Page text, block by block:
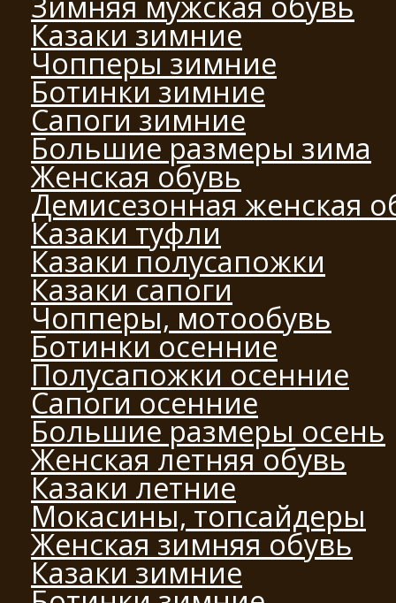
Казаки зимние
Чопперы зимние
Ботинки зимние
Сапоги зимние
Большие размеры зима
Женская обувь
Демисезонная женская
Казаки туфли
Казаки полусапожки
Казаки сапоги
Чопперы, мотообувь
Ботинки осенние
Полусапожки осенние
Сапоги осенние
Большие размеры осень
Женская летняя обувь
Казаки летние
Мокасины, топсайдеры
Женская зимняя обувь
Казаки зимние